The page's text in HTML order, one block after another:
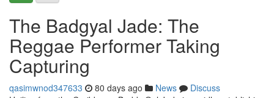
The Badgyal Jade: The
Reggae Performer Taking
Capturing
qasimwnod347633 80 days ago News
Discuss